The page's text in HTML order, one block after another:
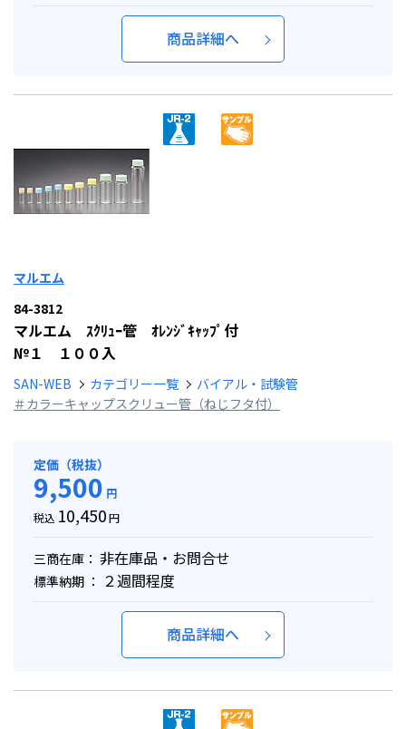
商品詳細へ
マルエム
84-3812
マルエム ｽｸﾘｭｰ管 ｵﾚﾝｼﾞｷｬｯﾌﾟ付
№１ １００入
SAN-WEB カテゴリー一覧
バイアル・試験管
＃カラーキャップスクリュー管（ねじフタ付）
定価（税抜）
9,500 円
税込 10,450円
三商在庫： 非在庫品・お問合せ
標準納期 ： ２週間程度
商品詳細へ